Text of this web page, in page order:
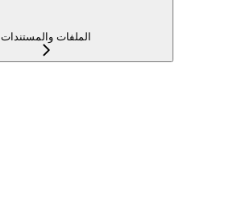
الملفات والمستندات